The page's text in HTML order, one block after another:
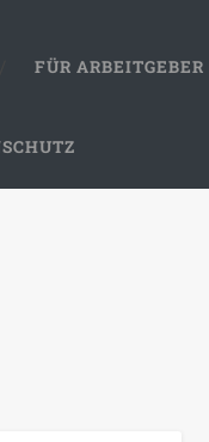
FÜR ARBEITGEBER